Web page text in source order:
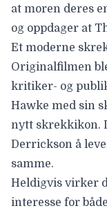
at moren deres
og oppdager at
Et moderne
Originalfilmen
kritiker- og
Hawke med sin
nytt skrekkikon.
Derrickson å
samme.
Heldigvis virker
interesse for